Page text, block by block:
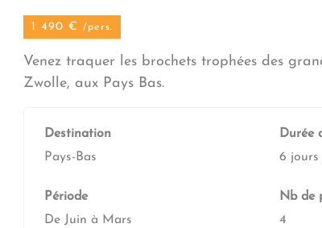
1 490 € /pers.
Venez traquer les brochets trophées des
Zwolle, aux Pays Bas.
Destination
Pays-Bas
Durée
6
Période
De Juin à Mars
Nb de
4